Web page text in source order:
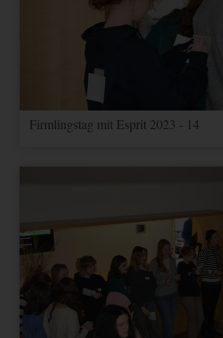
Firmlingstag mit Esprit 2023 - 14